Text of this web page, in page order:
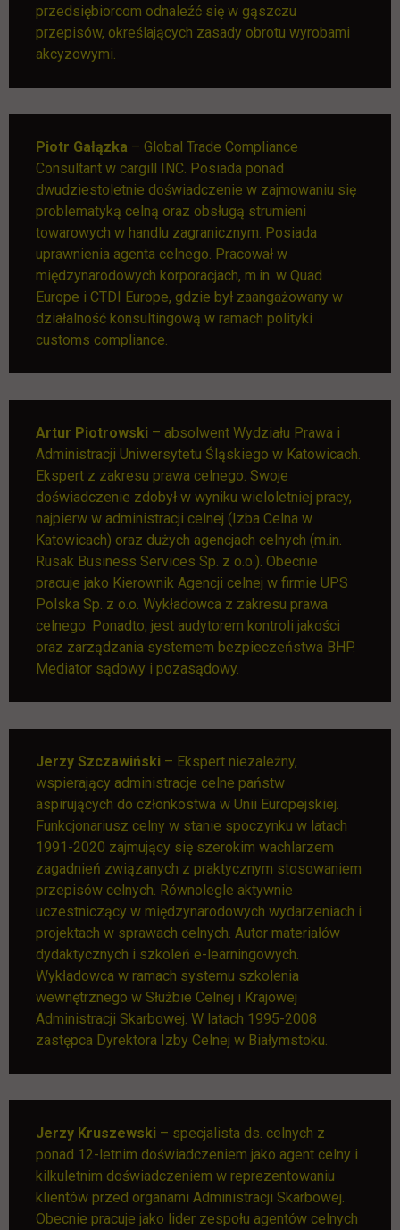
przedsiębiorcom odnaleźć się w gąszczu
przepisów, określających zasady obrotu wyrobami
akcyzowymi.
Piotr Gałązka – Global Trade Compliance
Consultant w cargill INC. Posiada ponad
dwudziestoletnie doświadczenie w zajmowaniu się
problematyką celną oraz obsługą strumieni
towarowych w handlu zagranicznym. Posiada
uprawnienia agenta celnego. Pracował w
międzynarodowych korporacjach, m.in. w Quad
Europe i CTDI Europe, gdzie był zaangażowany w
działalność konsultingową w ramach polityki
customs compliance.
Artur Piotrowski – absolwent Wydziału Prawa i
Administracji Uniwersytetu Śląskiego w Katowicach.
Ekspert z zakresu prawa celnego. Swoje
doświadczenie zdobył w wyniku wieloletniej pracy,
najpierw w administracji celnej (Izba Celna w
Katowicach) oraz dużych agencjach celnych (m.in.
Rusak Business Services Sp. z o.o.). Obecnie
pracuje jako Kierownik Agencji celnej w firmie UPS
Polska Sp. z o.o. Wykładowca z zakresu prawa
celnego. Ponadto, jest audytorem kontroli jakości
oraz zarządzania systemem bezpieczeństwa BHP.
Mediator sądowy i pozasądowy.
Jerzy Szczawiński – Ekspert niezależny,
wspierający administracje celne państw
aspirujących do członkostwa w Unii Europejskiej.
Funkcjonariusz celny w stanie spoczynku w latach
1991-2020 zajmujący się szerokim wachlarzem
zagadnień związanych z praktycznym stosowaniem
przepisów celnych. Równolegle aktywnie
uczestniczący w międzynarodowych wydarzeniach i
projektach w sprawach celnych. Autor materiałów
dydaktycznych i szkoleń e-learningowych.
Wykładowca w ramach systemu szkolenia
wewnętrznego w Służbie Celnej i Krajowej
Administracji Skarbowej. W latach 1995-2008
zastępca Dyrektora Izby Celnej w Białymstoku.
Jerzy Kruszewski – specjalista ds. celnych z
ponad 12-letnim doświadczeniem jako agent celny i
kilkuletnim doświadczeniem w reprezentowaniu
klientów przed organami Administracji Skarbowej.
Obecnie pracuje jako lider zespołu agentów celnych